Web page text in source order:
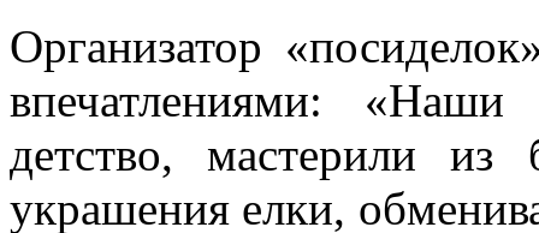
Организатор
впечатлениями: «Наши
детство, мастерили из
украшения елки,